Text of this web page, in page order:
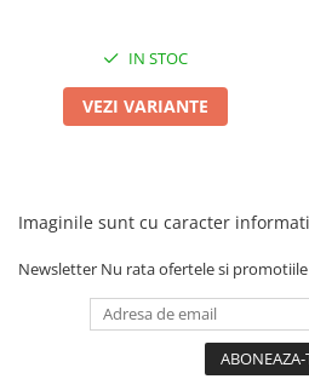
IN STOC
VEZI VARIANTE
Imaginile sunt cu caracter
Newsletter Nu rata ofertele si